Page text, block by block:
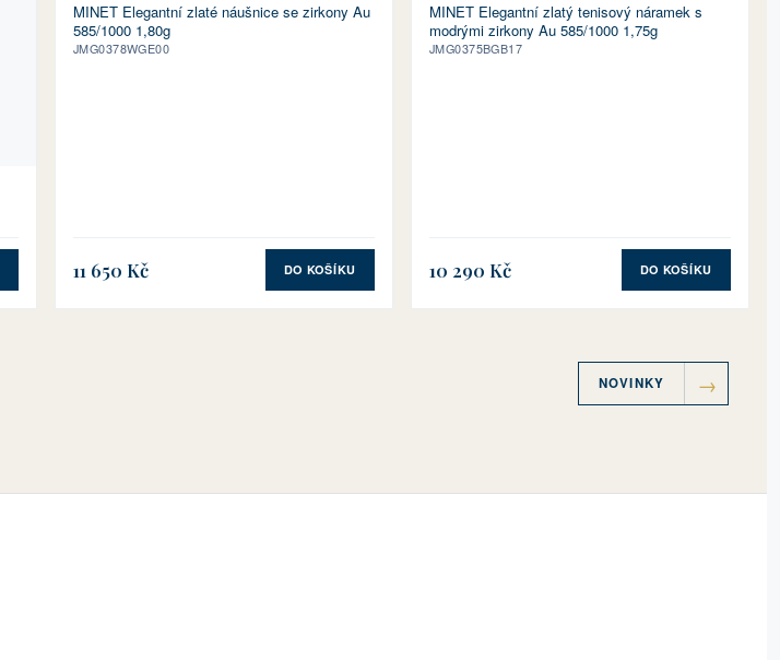
MINET Elegantní zlaté náušnice se zirkony Au
585/1000 1,80g
JMG0378WGE00
11 650 Kč DO KOŠÍKU
MINET Elegantní zlatý tenisový náramek s
modrými zirkony Au 585/1000 1,75g
JMG0375BGB17
10 290 Kč DO KOŠÍKU
NOVINKY